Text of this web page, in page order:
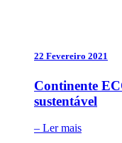
22 Fevereiro 2021
Continente
sustentável
– Ler mais